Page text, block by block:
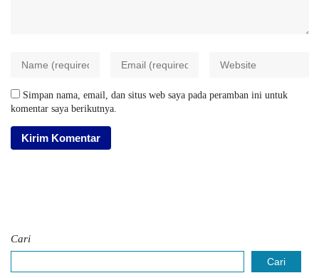
Simpan nama, email, dan situs web saya pada peramban ini untuk
komentar saya berikutnya.
Cari
Cari